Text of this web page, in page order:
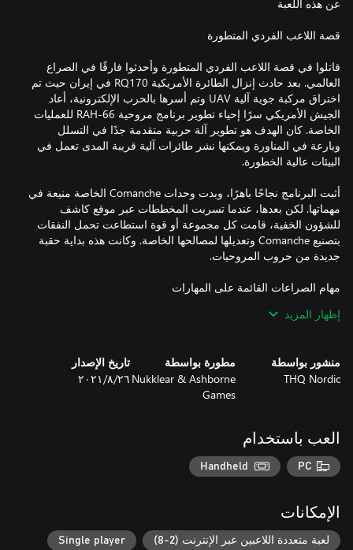
قاتلوا في قصة اللاعب الفردي المتطورة وأحدثوا فارقًا في الصراع
العالمي. بعد حادث إنزال الطائرة الأمريكية RQ170 في إيران حيث تم
اختراق مركبة جوية آلية UAV وتم أسرها بالحرب الإلكترونية، أعاد
الجيش الأمريكي سرًا إحياء تطوير برنامج مروحية RAH-66 للعمليات
الخاصة. كان الهدف هو تطوير آلة حربية متقدمة جدًا في التسلل
وبارعة في المناورة ويمكنها نشر طائرات آلية قريبة المدى تعمل في
أثبت البرنامج نجاحًا باهرًا، وبدت وحدات Comanche الخاصة منيعة في
مهماتها. لكن بعدها، عندما تسربت المخططات عبر موقع كاشف
للشؤون الخفية، قامت كل مجموعة أو قوة استطاعت تحمل النفقات
بتصنيع Comanche وتعديلها لمصالحها الخاصة. وكانت هذه بداية حقبة
تفوقوا في مهام عالية التحدي في طور اللاعب الفردي المُسمى
تنافسوا مع لاعبي Comanche الآخرين من جميع أنحاء العالم في أطوار
العبوا كمهاجمين أو كمدافعين في اللعب الجماعي التنافسي التكتيكي
إظهار المزيد
منشور بواسطة
THQ Nordic
مطورة بواسطة
Nukklear & Ashborne
Games
تاريخ الإصدار
٢٦‏/٨‏/٢٠٢١
العب باستخدام
PC
Handheld
الإمكانات
لعبة متعددة اللاعبين عبر الإنترنت (2-8) Single player